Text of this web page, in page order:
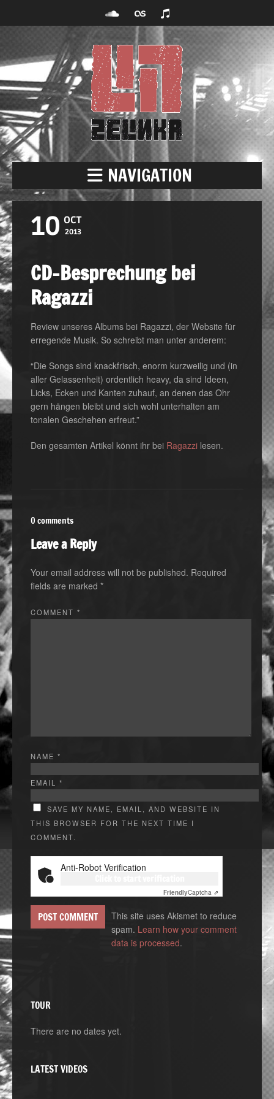
NAVIGATION
10 OCT
2013
CD-Besprechung bei
Ragazzi
Review unseres Albums bei Ragazzi, der Website für
erregende Musik. So schreibt man unter anderem:
“Die Songs sind knackfrisch, enorm kurzweilig und (in
aller Gelassenheit) ordentlich heavy, da sind Ideen,
Licks, Ecken und Kanten zuhauf, an denen das Ohr
gern hängen bleibt und sich wohl unterhalten am
tonalen Geschehen erfreut.”
Den gesamten Artikel könnt ihr bei Ragazzi lesen.
0 comments
Leave a Reply
Your email address will not be published. Required
fields are marked *
COMMENT *
NAME *
EMAIL *
SAVE MY NAME, EMAIL, AND WEBSITE IN
THIS BROWSER FOR THE NEXT TIME I
COMMENT.
Anti-Robot Verification
FriendlyCaptcha ⇗
This site uses Akismet to reduce
spam. Learn how your comment
data is processed.
TOUR
There are no dates yet.
LATEST VIDEOS